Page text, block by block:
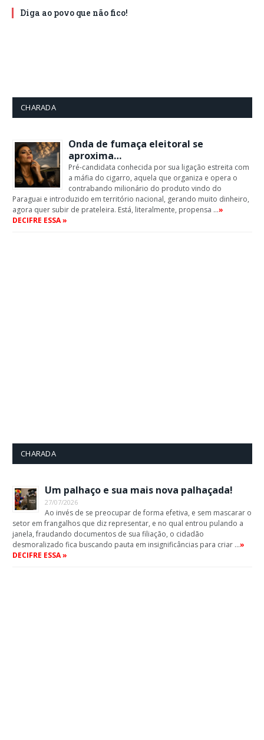
Diga ao povo que não fico!
CHARADA
Onda de fumaça eleitoral se
aproxima…
Pré-candidata conhecida por sua ligação estreita com
a máfia do cigarro, aquela que organiza e opera o
contrabando milionário do produto vindo do
Paraguai e introduzido em território nacional, gerando muito dinheiro,
agora quer subir de prateleira. Está, literalmente, propensa …»
DECIFRE ESSA »
CHARADA
Um palhaço e sua mais nova palhaçada!
27/07/2026
Ao invés de se preocupar de forma efetiva, e sem mascarar o
setor em frangalhos que diz representar, e no qual entrou pulando a
janela, fraudando documentos de sua filiação, o cidadão
desmoralizado fica buscando pauta em insignificâncias para criar …»
DECIFRE ESSA »